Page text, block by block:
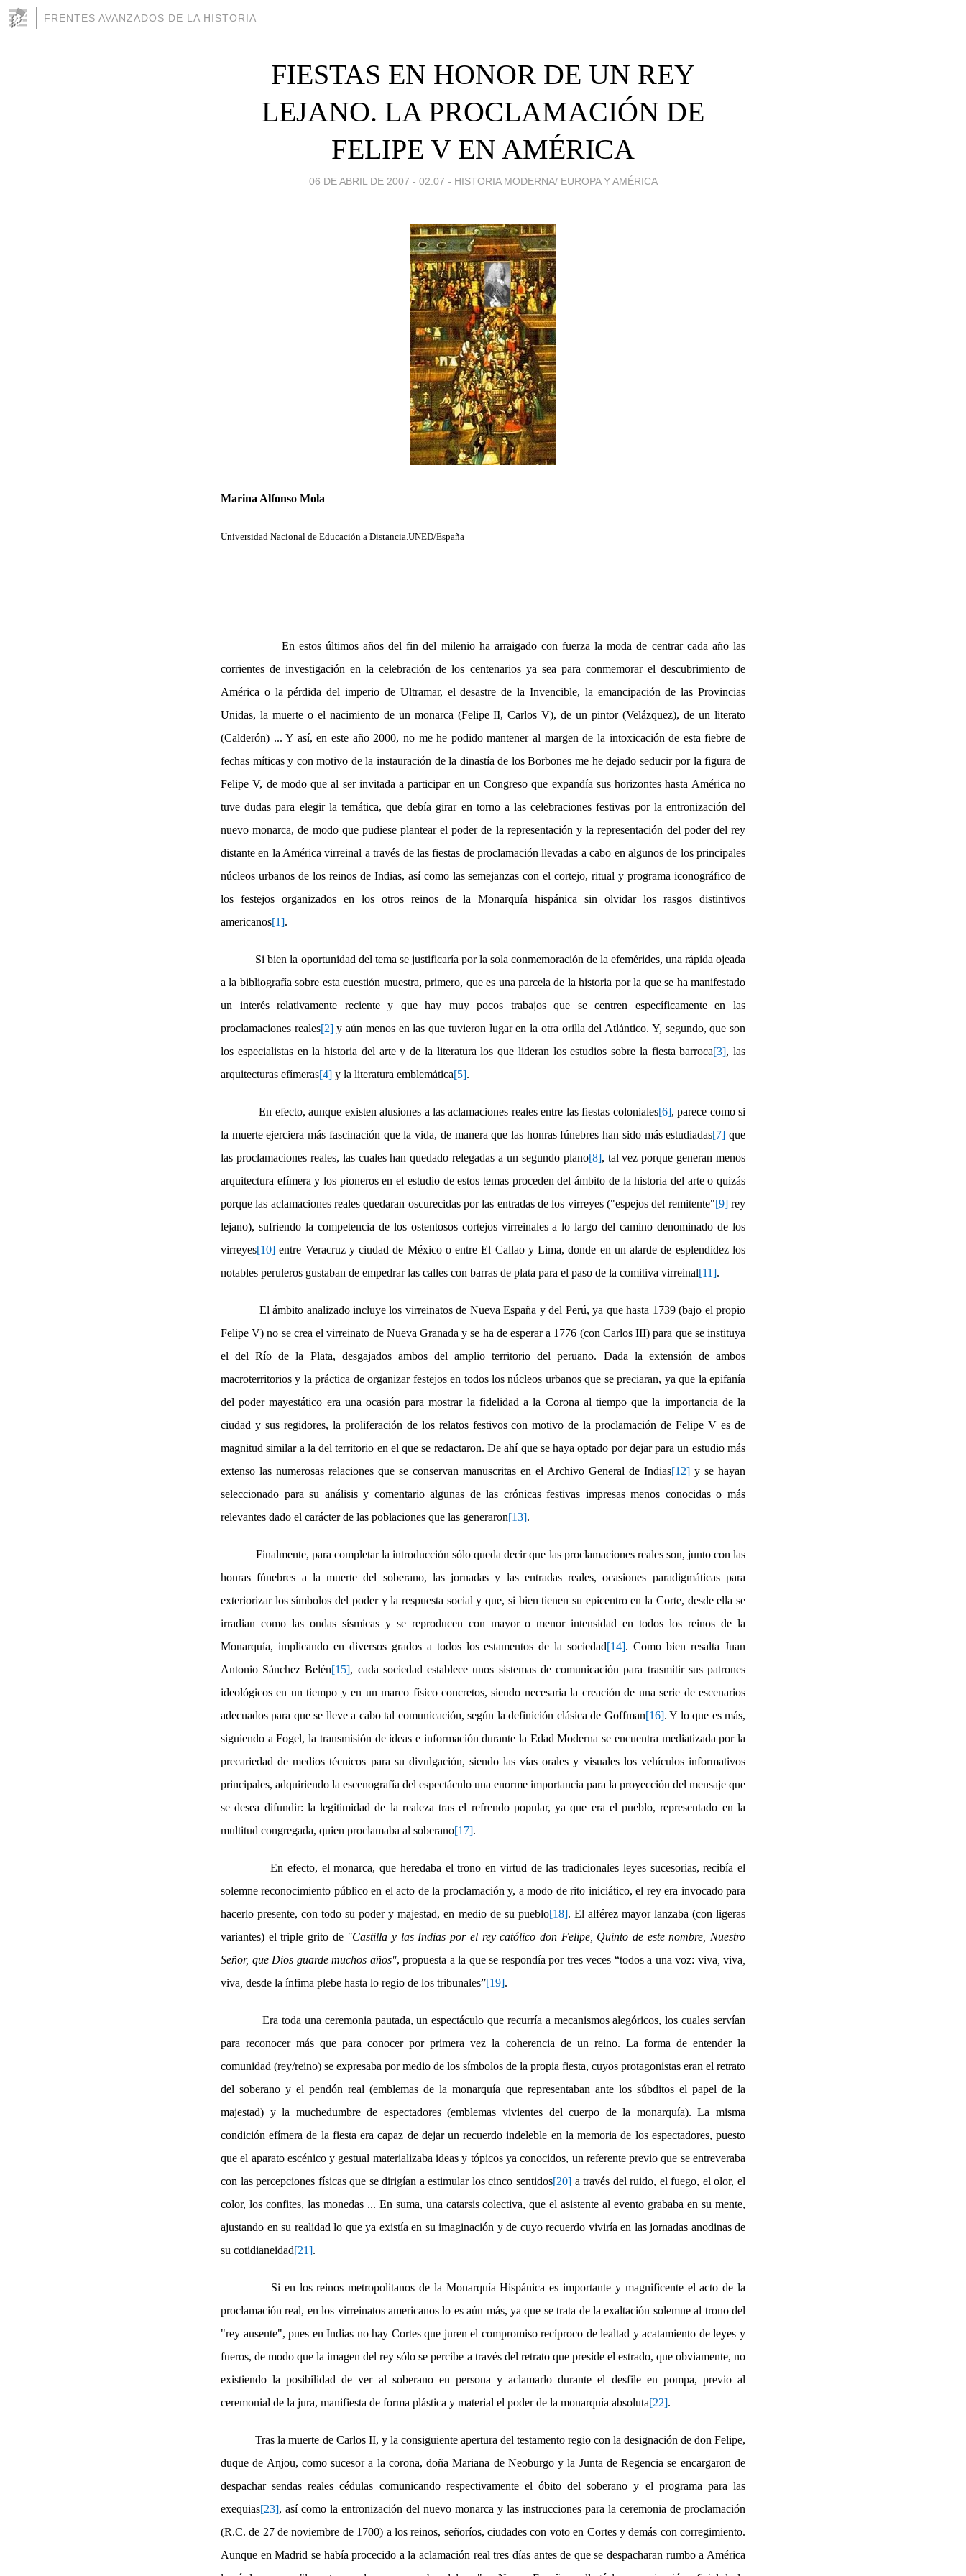
FRENTES AVANZADOS DE LA HISTORIA
FIESTAS EN HONOR DE UN REY
LEJANO. LA PROCLAMACIÓN DE
FELIPE V EN AMÉRICA
06 DE ABRIL DE 2007 - 02:07 - HISTORIA MODERNA/ EUROPA Y AMÉRICA
Marina Alfonso Mola
Universidad Nacional de Educación a Distancia.UNED/España
En estos últimos años del fin del milenio ha arraigado con fuerza la moda de centrar cada año las
corrientes de investigación en la celebración de los centenarios ya sea para conmemorar el descubrimiento de
América o la pérdida del imperio de Ultramar, el desastre de la Invencible, la emancipación de las Provincias
Unidas, la muerte o el nacimiento de un monarca (Felipe II, Carlos V), de un pintor (Velázquez), de un literato
(Calderón) ... Y así, en este año 2000, no me he podido mantener al margen de la intoxicación de esta fiebre de
fechas míticas y con motivo de la instauración de la dinastía de los Borbones me he dejado seducir por la figura de
Felipe V, de modo que al ser invitada a participar en un Congreso que expandía sus horizontes hasta América no
tuve dudas para elegir la temática, que debía girar en torno a las celebraciones festivas por la entronización del
nuevo monarca, de modo que pudiese plantear el poder de la representación y la representación del poder del rey
distante en la América virreinal a través de las fiestas de proclamación llevadas a cabo en algunos de los principales
núcleos urbanos de los reinos de Indias, así como las semejanzas con el cortejo, ritual y programa iconográfico de
los festejos organizados en los otros reinos de la Monarquía hispánica sin olvidar los rasgos distintivos
americanos[1].
Si bien la oportunidad del tema se justificaría por la sola conmemoración de la efemérides, una rápida ojeada
a la bibliografía sobre esta cuestión muestra, primero, que es una parcela de la historia por la que se ha manifestado
un interés relativamente reciente y que hay muy pocos trabajos que se centren específicamente en las
proclamaciones reales[2]y aún menos en las que tuvieron lugar en la otra orilla del Atlántico. Y, segundo, que son
los especialistas en la historia del arte y de la literatura los que lideran los estudios sobre la fiesta barroca[3], las
arquitecturas efímeras[4] y la literatura emblemática[5].
En efecto, aunque existen alusiones a las aclamaciones reales entre las fiestas coloniales[6], parece como si
la muerte ejerciera más fascinación que la vida, de manera que las honras fúnebres han sido más estudiadas[7] que
las proclamaciones reales, las cuales han quedado relegadas a un segundo plano[8], tal vez porque generan menos
arquitectura efímera y los pioneros en el estudio de estos temas proceden del ámbito de la historia del arte o quizás
porque las aclamaciones reales quedaran oscurecidas por las entradas de los virreyes ("espejos del remitente"[9]rey
lejano), sufriendo la competencia de los ostentosos cortejos virreinales a lo largo del camino denominado de los
virreyes[10] entre Veracruz y ciudad de México o entre El Callao y Lima, donde en un alarde de esplendidez los
notables peruleros gustaban de empedrar las calles con barras de plata para el paso de la comitiva virreinal[11].
El ámbito analizado incluye los virreinatos de Nueva España y del Perú, ya que hasta 1739 (bajo el propio
Felipe V) no se crea el virreinato de Nueva Granada y se ha de esperar a 1776 (con Carlos III) para que se instituya
el del Río de la Plata, desgajados ambos del amplio territorio del peruano. Dada la extensión de ambos
macroterritorios y la práctica de organizar festejos en todos los núcleos urbanos que se preciaran, ya que la epifanía
del poder mayestático era una ocasión para mostrar la fidelidad a la Corona al tiempo que la importancia de la
ciudad y sus regidores, la proliferación de los relatos festivos con motivo de la proclamación de Felipe V es de
magnitud similar a la del territorio en el que se redactaron. De ahí que se haya optado por dejar para un estudio más
extenso las numerosas relaciones que se conservan manuscritas en el Archivo General de Indias[12] y se hayan
seleccionado para su análisis y comentario algunas de las crónicas festivas impresas menos conocidas o más
relevantes dado el carácter de las poblaciones que las generaron[13].
Finalmente, para completar la introducción sólo queda decir que las proclamaciones reales son, junto con las
honras fúnebres a la muerte del soberano, las jornadas y las entradas reales, ocasiones paradigmáticas para
exteriorizar los símbolos del poder y la respuesta social y que, si bien tienen su epicentro en la Corte, desde ella se
irradian como las ondas sísmicas y se reproducen con mayor o menor intensidad en todos los reinos de la
Monarquía, implicando en diversos grados a todos los estamentos de la sociedad[14]. Como bien resalta Juan
Antonio Sánchez Belén[15], cada sociedad establece unos sistemas de comunicación para trasmitir sus patrones
ideológicos en un tiempo y en un marco físico concretos, siendo necesaria la creación de una serie de escenarios
adecuados para que se lleve a cabo tal comunicación, según la definición clásica de Goffman[16]. Y lo que es más,
siguiendo a Fogel, la transmisión de ideas e información durante la Edad Moderna se encuentra mediatizada por la
precariedad de medios técnicos para su divulgación, siendo las vías orales y visuales los vehículos informativos
principales, adquiriendo la escenografía del espectáculo una enorme importancia para la proyección del mensaje que
se desea difundir: la legitimidad de la realeza tras el refrendo popular, ya que era el pueblo, representado en la
multitud congregada, quien proclamaba al soberano[17].
En efecto, el monarca, que heredaba el trono en virtud de las tradicionales leyes sucesorias, recibía el
solemne reconocimiento público en el acto de la proclamación y, a modo de rito iniciático, el rey era invocado para
hacerlo presente, con todo su poder y majestad, en medio de su pueblo[18]. El alférez mayor lanzaba (con ligeras
variantes) el triple grito de "Castilla y las Indias por el rey católico don Felipe, Quinto de este nombre, Nuestro
Señor, que Dios guarde muchos años", propuesta a la que se respondía por tres veces “todos a una voz: viva viva
viva desde la ínfima plebe hasta lo regio de los tribunales”[19].
Era toda una ceremonia pautada, un espectáculo que recurría a mecanismos alegóricos, los cuales servían
para reconocer más que para conocer por primera vez la coherencia de un reino. La forma de entender la
comunidad (rey/reino) se expresaba por medio de los símbolos de la propia fiesta, cuyos protagonistas eran el retrato
del soberano y el pendón real (emblemas de la monarquía que representaban ante los súbditos el papel de la
majestad) y la muchedumbre de espectadores (emblemas vivientes del cuerpo de la monarquía). La misma
condición efímera de la fiesta era capaz de dejar un recuerdo indeleble en la memoria de los espectadores, puesto
que el aparato escénico y gestual materializaba ideas y tópicos ya conocidos, un referente previo que se entreveraba
con las percepciones físicas que se dirigían a estimular los cinco sentidos[20] a través del ruido, el fuego, el olor, el
color, los confites, las monedas ... En suma, una catarsis colectiva, que el asistente al evento grababa en su mente,
ajustando en su realidad lo que ya existía en su imaginación y de cuyo recuerdo viviría en las jornadas anodinas de
su cotidianeidad[21].
Si en los reinos metropolitanos de la Monarquía Hispánica es importante y magnificente el acto de la
proclamación real, en los virreinatos americanos lo es aún más, ya que se trata de la exaltación solemne al trono del
"rey ausente", pues en Indias no hay Cortes que juren el compromiso recíproco de lealtad y acatamiento de leyes y
fueros, de modo que la imagen del rey sólo se percibe a través del retrato que preside el estrado, que obviamente, no
existiendo la posibilidad de ver al soberano en persona y aclamarlo durante el desfile en pompa, previo al
ceremonial de la jura, manifiesta de forma plástica y material el poder de la monarquía absoluta[22].
Tras la muerte de Carlos II, y la consiguiente apertura del testamento regio con la designación de don Felipe,
duque de Anjou, como sucesor a la corona, doña Mariana de Neoburgo y la Junta de Regencia se encargaron de
despachar sendas reales cédulas comunicando respectivamente el óbito del soberano y el programa para las
exequias[23], así como la entronización del nuevo monarca y las instrucciones para la ceremonia de proclamación
(R.C. de 27 de noviembre de 1700) a los reinos, señoríos, ciudades con voto en Cortes y demás con corregimiento.
Aunque en Madrid se había procecido a la aclamación real tres días antes de que se despacharan rumbo a América